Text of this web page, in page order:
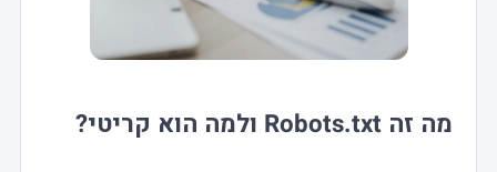
מה זה Robots.txt ולמה הוא קריטי?